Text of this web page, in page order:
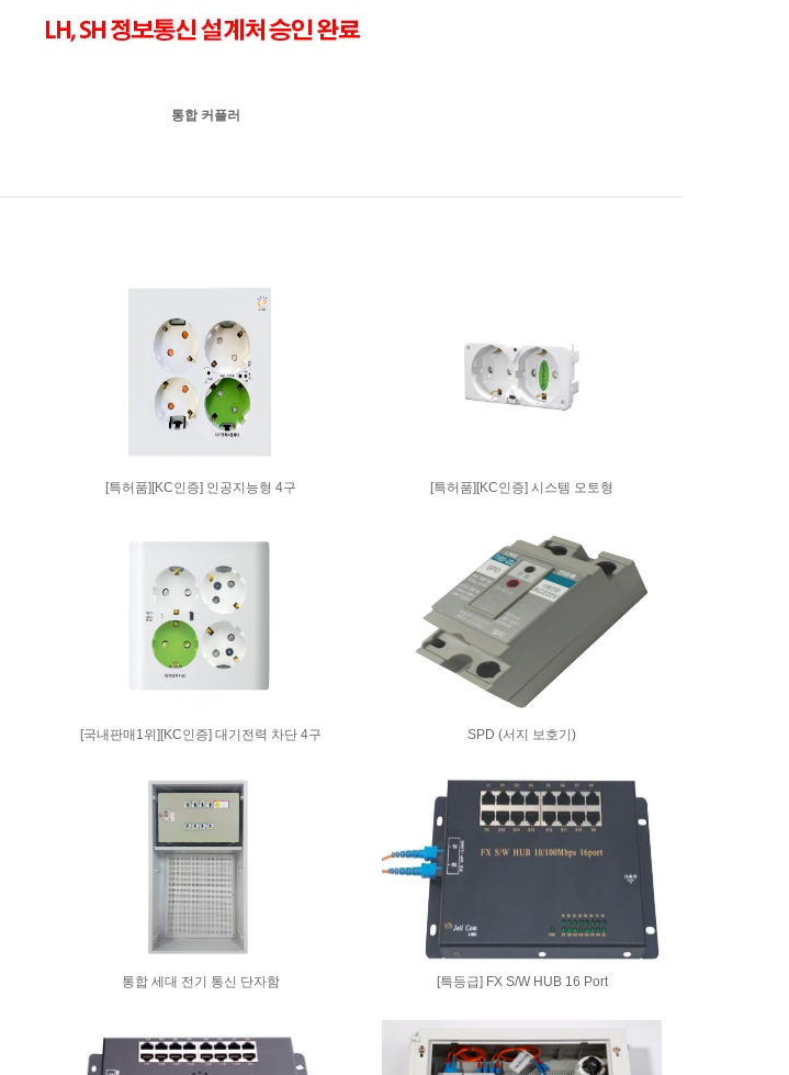
통합 커플러
[특허품][KC인증] 인공지능형 4구 [특허품][KC인증] 시스템 오토형
[국내판매1위][KC인증] 대기전력 차단 4구 SPD (서지 보호기)
통합 세대 전기 통신 단자함 [특등급] FX S/W HUB 16 Port